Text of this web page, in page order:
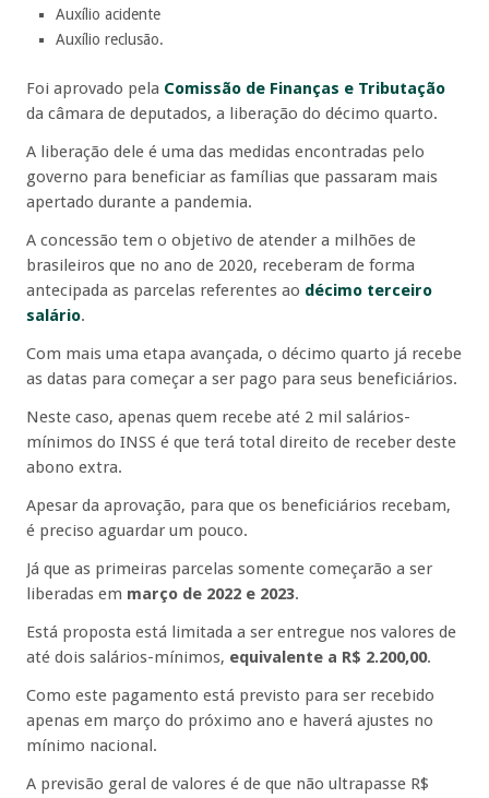
Auxílio acidente
Auxílio reclusão.
Foi aprovado pela Comissão de Finanças e Tributação
da câmara de deputados, a liberação do décimo quarto.
A liberação dele é uma das medidas encontradas pelo
governo para beneficiar as famílias que passaram mais
apertado durante a pandemia.
A concessão tem o objetivo de atender a milhões de
brasileiros que no ano de 2020, receberam de forma
antecipada as parcelas referentes ao décimo terceiro
salário.
Com mais uma etapa avançada, o décimo quarto já recebe
as datas para começar a ser pago para seus beneficiários.
Neste caso, apenas quem recebe até 2 mil salários-
mínimos do INSS é que terá total direito de receber deste
abono extra.
Apesar da aprovação, para que os beneficiários recebam,
é preciso aguardar um pouco.
Já que as primeiras parcelas somente começarão a ser
liberadas em março de 2022 e 2023.
Está proposta está limitada a ser entregue nos valores de
até dois salários-mínimos, equivalente a R$ 2.200,00.
Como este pagamento está previsto para ser recebido
apenas em março do próximo ano e haverá ajustes no
mínimo nacional.
A previsão geral de valores é de que não ultrapasse R$